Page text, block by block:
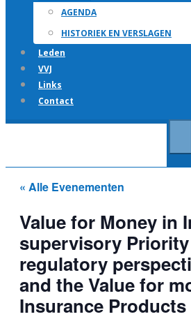
AGENDA
HISTORIEK EN VERSLAGEN
Leden
VVJ
Links
Contact
« Alle Evenementen
Value for Money in
supervisory
regulatory
and the Value for
Insurance Products